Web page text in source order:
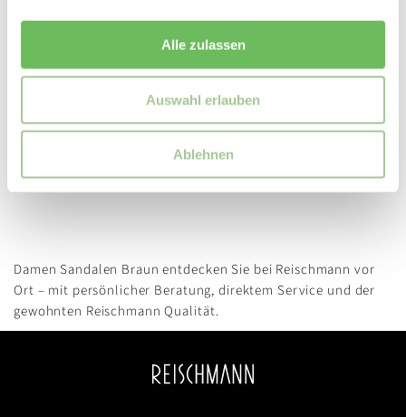
Alle zulassen
Auswahl erlauben
Ablehnen
UGG
129,99 €
Damen Sandalen Braun entdecken Sie bei Reischmann vor
Ort – mit persönlicher Beratung, direktem Service und der
gewohnten Reischmann Qualität.